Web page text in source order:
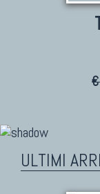
ULTIMI